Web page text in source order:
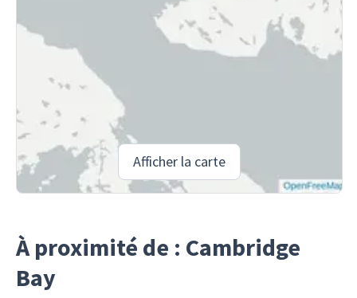
Afficher la carte
À proximité de : Cambridge
Bay